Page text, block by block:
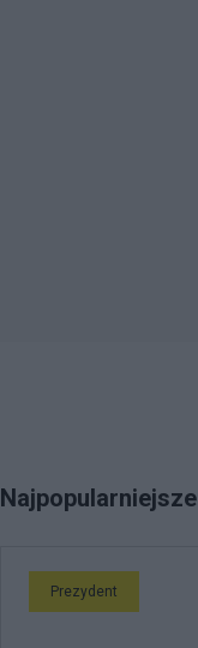
Najpopularniejsze
Prezydent